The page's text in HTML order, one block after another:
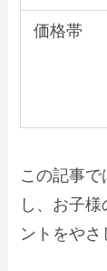
価格帯
この記事
し、お子
ントをやさ